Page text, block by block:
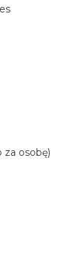
za osobę)